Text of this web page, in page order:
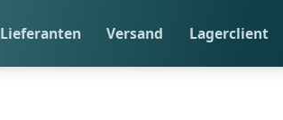
Lieferanten Versand Lagerclient